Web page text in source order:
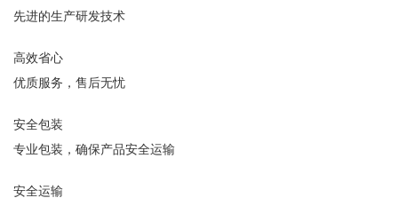
先进的生产研发技术
高效省心
优质服务，售后无忧
安全包装
专业包装，确保产品安全运输
安全运输